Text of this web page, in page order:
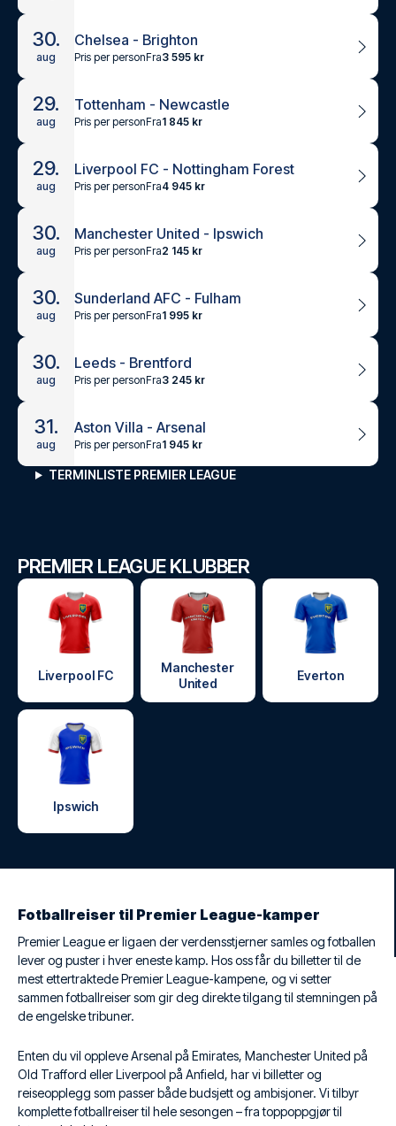
30.
aug
Chelsea - Brighton
Pris per personFra3 595 kr
29.
aug
Tottenham - Newcastle
Pris per personFra1 845 kr
29.
aug
Liverpool FC - Nottingham Forest
Pris per personFra4 945 kr
30.
aug
Manchester United - Ipswich
Pris per personFra2 145 kr
30.
aug
Sunderland AFC - Fulham
Pris per personFra1 995 kr
30.
aug
Leeds - Brentford
Pris per personFra3 245 kr
31.
aug
Aston Villa - Arsenal
Pris per personFra1 945 kr
TERMINLISTE PREMIER LEAGUE
PREMIER LEAGUE KLUBBER
Liverpool FC
Manchester
United
Everton
Ipswich
Fotballreiser til Premier League-kamper
Premier League er ligaen der verdensstjerner samles og fotballen
lever og puster i hver eneste kamp. Hos oss får du billetter til de
mest ettertraktede Premier League-kampene, og vi setter
sammen fotballreiser som gir deg direkte tilgang til stemningen på
de engelske tribuner.
Enten du vil oppleve Arsenal på Emirates, Manchester United på
Old Trafford eller Liverpool på Anfield, har vi billetter og
reiseopplegg som passer både budsjett og ambisjoner. Vi tilbyr
komplette fotballreiser til hele sesongen – fra toppoppgjør til